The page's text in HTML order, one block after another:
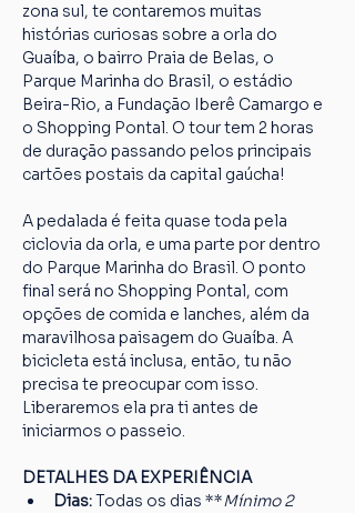
zona sul, te contaremos muitas
histórias curiosas sobre a orla do
Guaíba, o bairro Praia de Belas, o
Parque Marinha do Brasil, o estádio
Beira-Rio, a Fundação Iberê Camargo e
o Shopping Pontal. O tour tem 2 horas
de duração passando pelos principais
cartões postais da capital gaúcha!
A pedalada é feita quase toda pela
ciclovia da orla, e uma parte por dentro
do Parque Marinha do Brasil. O ponto
final será no Shopping Pontal, com
opções de comida e lanches, além da
maravilhosa paisagem do Guaíba. A
bicicleta está inclusa, então, tu não
precisa te preocupar com isso.
Liberaremos ela pra ti antes de
iniciarmos o passeio.
DETALHES DA EXPERIÊNCIA
Dias: Todas os dias **Mínimo 2